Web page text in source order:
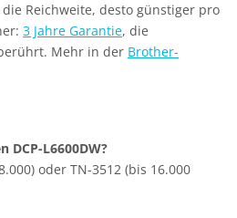
Reichweite, desto günstiger pro
3 Jahre Garantie, die
Mehr in der Brother-
DCP-L6600DW?
oder TN-3512 (bis 16.000